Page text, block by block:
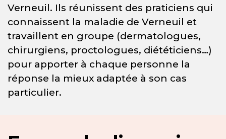
Verneuil. Ils réunissent des praticiens qui
connaissent la maladie de Verneuil et
travaillent en groupe (dermatologues,
chirurgiens, proctologues, diététiciens…)
pour apporter à chaque personne la
réponse la mieux adaptée à son cas
particulier.